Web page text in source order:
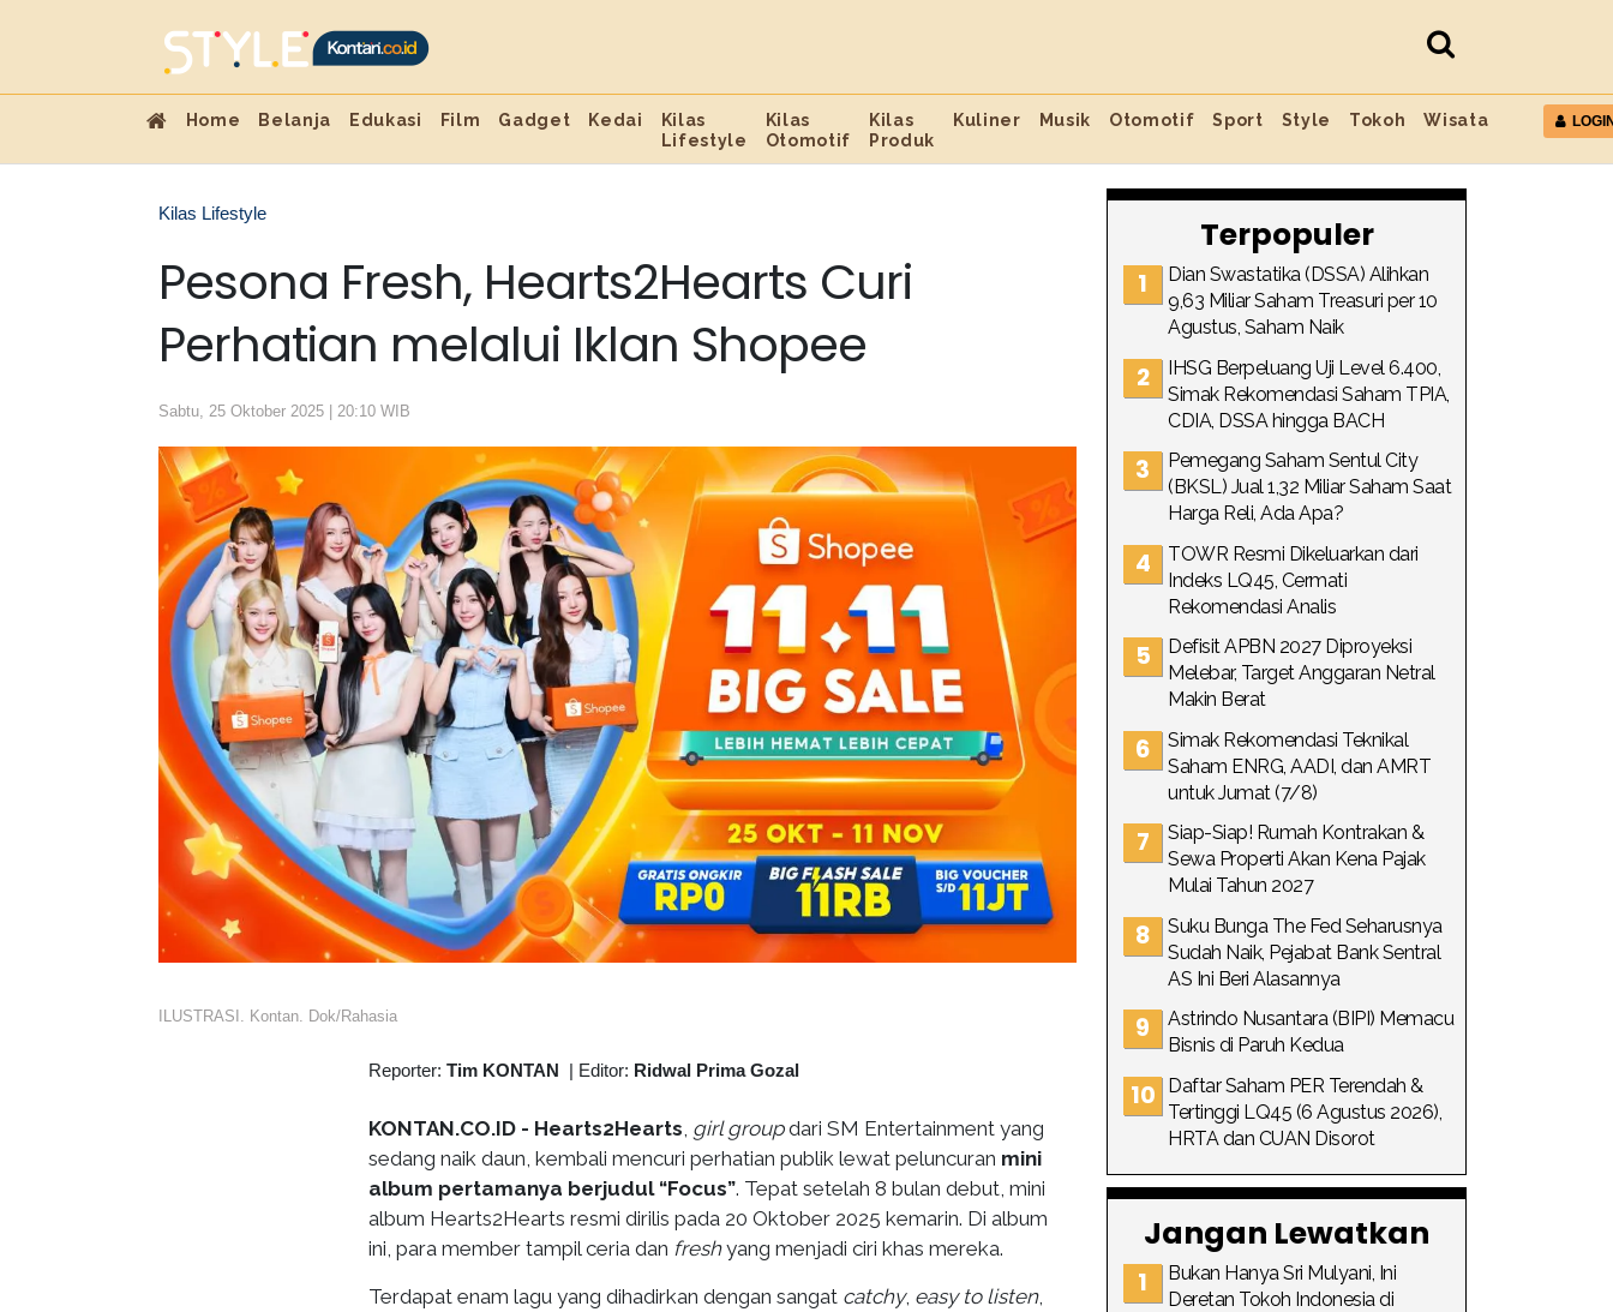
Home Belanja Edukasi Film Gadget Kedai
Kilas
Lifestyle
Kilas
Otomotif
Kilas
Produk
Kuliner Musik Otomotif Sport Style Tokoh Wisata
Kilas Lifestyle
Pesona Fresh, Hearts2Hearts Curi
Perhatian melalui Iklan Shopee
Sabtu, 25 Oktober 2025 | 20:10 WIB
ILUSTRASI. Kontan. Dok/Rahasia
Reporter: Tim KONTAN | Editor: Ridwal Prima Gozal
KONTAN.CO.ID - Hearts2Hearts, girl groupdari SM Entertainment yang
sedang naik daun, kembali mencuri perhatian publik lewat peluncuran mini
album pertamanya berjudul “Focus”. Tepat setelah 8 bulan debut, mini
album Hearts2Hearts resmi dirilis pada 20 Oktober 2025 kemarin. Di album
ini, para member tampil ceria dan freshyang menjadi ciri khas mereka.
Terdapat enam lagu yang dihadirkan dengan sangat catchy, easy to listen,
Terpopuler
Dian Swastatika (DSSA) Alihkan
9,63 Miliar Saham Treasuri per 10
Agustus, Saham Naik
IHSG Berpeluang Uji Level 6.400,
Simak Rekomendasi Saham TPIA,
CDIA, DSSA hingga BACH
Pemegang Saham Sentul City
(BKSL) Jual 1,32 Miliar Saham Saat
Harga Reli, Ada Apa?
TOWR Resmi Dikeluarkan dari
Indeks LQ45, Cermati
Rekomendasi Analis
Defisit APBN 2027 Diproyeksi
Melebar, Target Anggaran Netral
Makin Berat
Simak Rekomendasi Teknikal
Saham ENRG, AADI, dan AMRT
untuk Jumat (7/8)
Siap-Siap! Rumah Kontrakan &
Sewa Properti Akan Kena Pajak
Mulai Tahun 2027
Suku Bunga The Fed Seharusnya
Sudah Naik, Pejabat Bank Sentral
AS Ini Beri Alasannya
Astrindo Nusantara (BIPI) Memacu
Bisnis di Paruh Kedua
Daftar Saham PER Terendah &
Tertinggi LQ45 (6 Agustus 2026),
HRTA dan CUAN Disorot
Jangan Lewatkan
Bukan Hanya Sri Mulyani, Ini
Deretan Tokoh Indonesia di